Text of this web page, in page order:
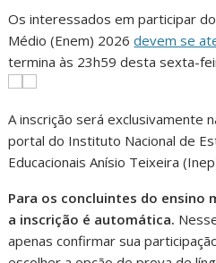
Os interessados em participar
Médio (Enem) 2026devem se
termina às 23h59 desta sexta-
A inscrição será exclusivamente
portal do Instituto Nacional de
Educacionais Anísio Teixeira
Para os concluintes do ensino
a inscrição é automática.
apenas confirmar sua